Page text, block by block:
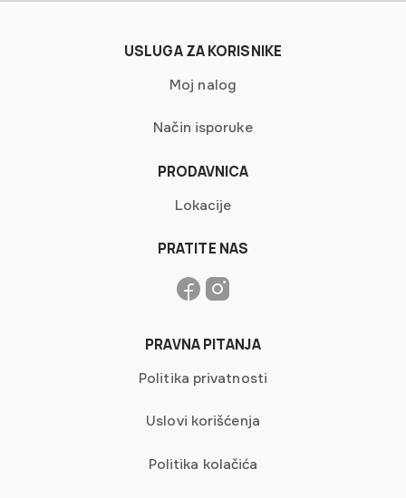
USLUGA ZA KORISNIKE
Moj nalog
Način isporuke
PRODAVNICA
Lokacije
PRATITE NAS
PRAVNA PITANJA
Politika privatnosti
Uslovi korišćenja
Politika kolačića